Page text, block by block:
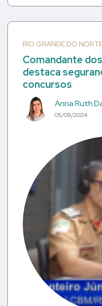
RIO GRANDE DO
Comandante
destaca
concursos
Anna Ruth
05/09/2024